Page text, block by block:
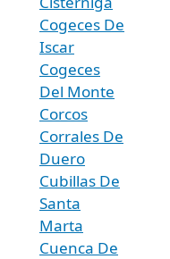
Cogeces De
Iscar
Cogeces
Del Monte
Corcos
Corrales De
Duero
Cubillas De
Santa
Marta
Cuenca De